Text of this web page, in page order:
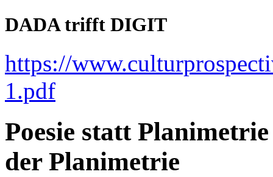
DADA trifft DIGIT
https://
1.pdf
Poesie statt
der Planimetrie